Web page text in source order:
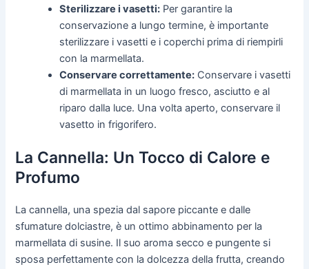
Sterilizzare i vasetti: Per garantire la
conservazione a lungo termine, è importante
sterilizzare i vasetti e i coperchi prima di riempirli
con la marmellata.
Conservare correttamente: Conservare i vasetti
di marmellata in un luogo fresco, asciutto e al
riparo dalla luce. Una volta aperto, conservare il
vasetto in frigorifero.
La Cannella: Un Tocco di Calore e
Profumo
La cannella, una spezia dal sapore piccante e dalle
sfumature dolciastre, è un ottimo abbinamento per la
marmellata di susine. Il suo aroma secco e pungente si
sposa perfettamente con la dolcezza della frutta, creando